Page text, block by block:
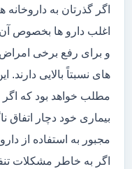
اگر گذرتان به
اغلب دارو ها بخصوص
و برای رفع برخی
های نسبتاً بالایی
مطلب خواهد بود که اگر
بیماری خود دچار اتفاق
مجبور به استفاده از
اگر به خاطر مشکلات